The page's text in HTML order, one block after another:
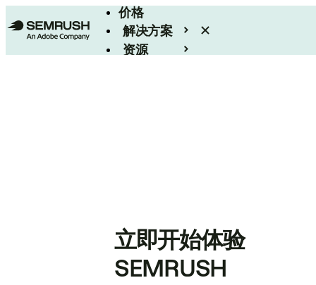
价格
解决方案
资源
立即开始体验
SEMRUSH